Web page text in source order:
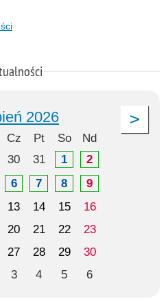
2026
Cz Pt So
Nd
30 31 1
2
6 7 8
9
13 14 15
16
20 21 22
23
27 28 29
30
3 4 5 6